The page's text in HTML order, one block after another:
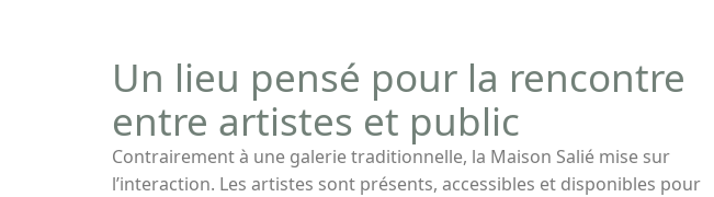
Un lieu pensé pour la rencontre
entre artistes et public
Contrairement à une galerie traditionnelle, la Maison Salié mise sur
l’interaction. Les artistes sont présents, accessibles et disponibles pour